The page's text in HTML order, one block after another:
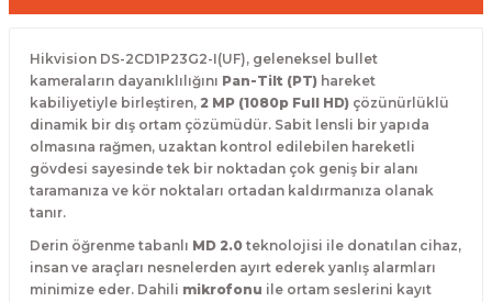
Hikvision DS-2CD1P23G2-I(UF), geleneksel bullet
kameraların dayanıklılığını Pan-Tilt (PT) hareket
kabiliyetiyle birleştiren, 2 MP (1080p Full HD) çözünürlüklü
dinamik bir dış ortam çözümüdür. Sabit lensli bir yapıda
olmasına rağmen, uzaktan kontrol edilebilen hareketli
gövdesi sayesinde tek bir noktadan çok geniş bir alanı
taramanıza ve kör noktaları ortadan kaldırmanıza olanak
tanır.
Derin öğrenme tabanlı MD 2.0 teknolojisi ile donatılan cihaz,
insan ve araçları nesnelerden ayırt ederek yanlış alarmları
minimize eder. Dahili mikrofonu ile ortam seslerini kayıt